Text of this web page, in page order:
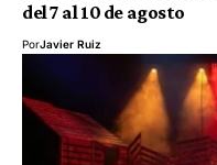
del 7 al 10 de agosto
PorJavier Ruiz